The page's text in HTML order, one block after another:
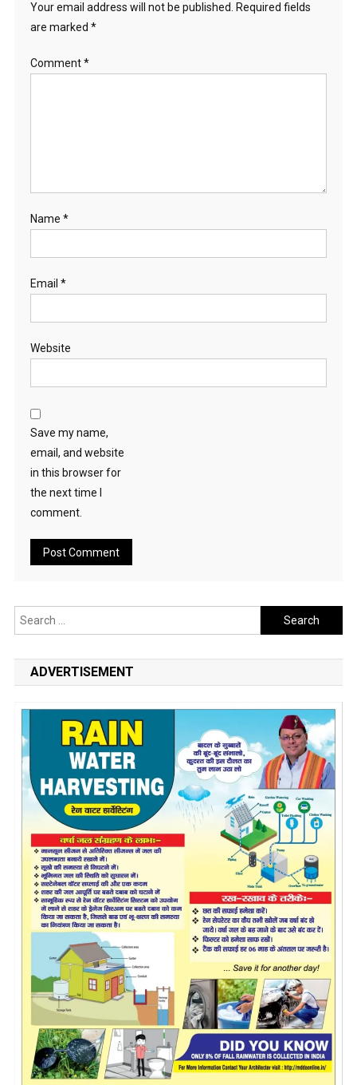
Your email address will not be published.
Required fields
are marked *
Comment*
Name *
Email *
Website
Save my name,
email, and website
in this browser for
the next time I
comment.
Search
for:
ADVERTISEMENT